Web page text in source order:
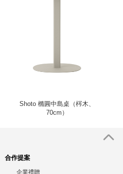
Shoto 橢圓中島桌（梣木、
70cm）
合作提案
企業禮贈